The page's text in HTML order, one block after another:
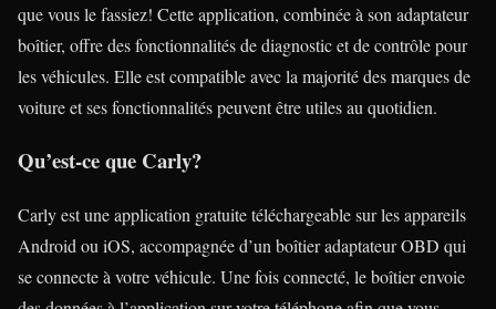
que vous le fassiez! Cette application, combinée à son adaptateur
boîtier, offre des fonctionnalités de diagnostic et de contrôle pour
les véhicules. Elle est compatible avec la majorité des marques de
voiture et ses fonctionnalités peuvent être utiles au quotidien.
Qu’est-ce que Carly?
Carly est une application gratuite téléchargeable sur les appareils
Android ou iOS, accompagnée d’un boîtier adaptateur OBD qui
se connecte à votre véhicule. Une fois connecté, le boîtier envoie